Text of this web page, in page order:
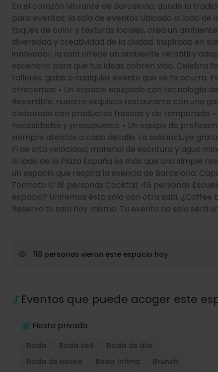
En el corazón vibrante de Barcelona, donde la
para eventos: la sala de eventos ubicada al lado de
toques de color y texturas locales, crea un
diversidad y creatividad de la ciudad. Inspirada en
innovador, la sala ofrece un ambiente versátil y
escenario para que tus ideas cobren vida. Celebra
talleres, galas o cualquier evento que se te ocurra.
ofrecemos: • Un espacio equipado con tecnología
Reversible, nuestro exquisito restaurante con una
elaborada con productos frescos y de temporada.
necesidades y presupuesto. • Un equipo de
siempre atentos a cada detalle. La sala incluye
Fi de alta velocidad, material de escritura y agua
al lado de la Plaza España es más que una simple
un espacio que respira la esencia de Barcelona.
Formato U: 18 personas Cocktail: 46 personas
espacio? Uniremos ésta sala con otra sala.
Reserva tu sala hoy mismo. Tu evento no solo será
118 personas vieron este espacio hoy
Eventos que puede acoger este
Fiesta privada
Boda Boda civil
Boda de día
Boda de noche
Boda íntima
Brunch